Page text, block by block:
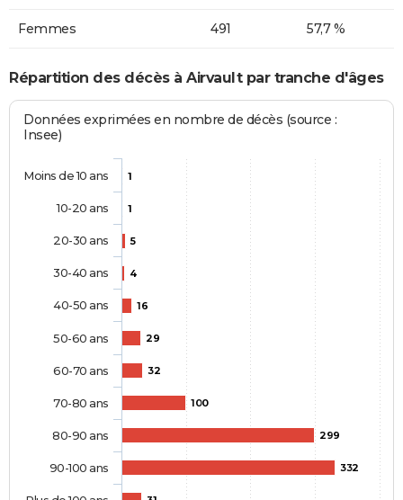
Femmes 491 57,7 %
Répartition des décès à Airvault par tranche d'âges
Données exprimées en nombre de décès (source :
Insee)
1
1
5
4
16
29
32
100
299
332
Moins de 10 ans
10-20 ans
20-30 ans
30-40 ans
40-50 ans
50-60 ans
60-70 ans
70-80 ans
80-90 ans
90-100 ans